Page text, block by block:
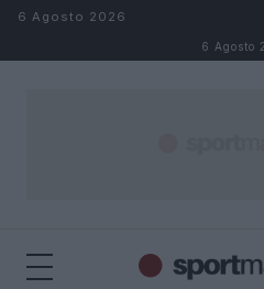
Salta al contenuto
6 Agosto 2026
6 Agosto